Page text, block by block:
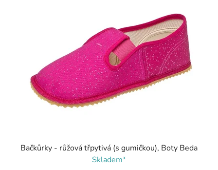
Bačkůrky - růžová třpytivá (s gumičkou), Boty Beda
Skladem*